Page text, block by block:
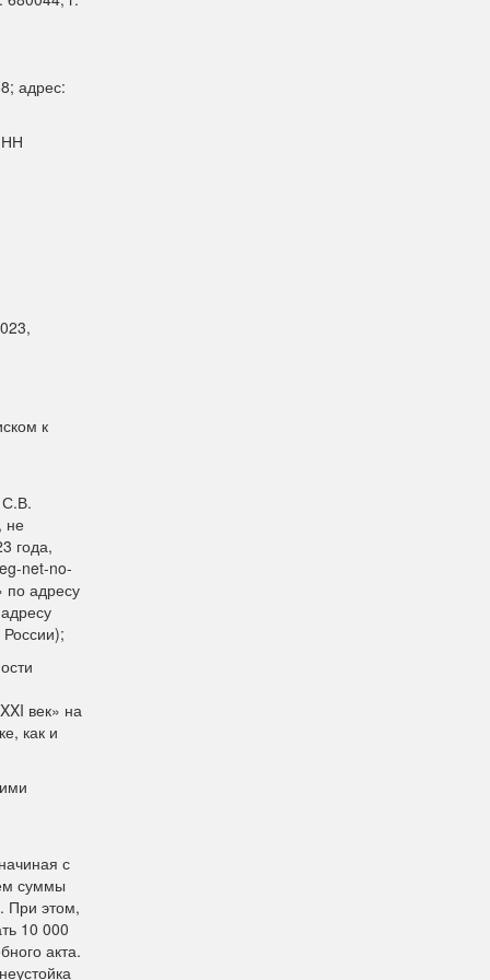
адрес:
к
С.В.
не
года,
net-no-
по адресу
век» на
как и
с
суммы
При этом,
10 000
акта.